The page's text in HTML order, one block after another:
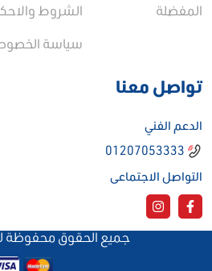
المفضلة
الشروط
سياسة
تواصل معنا
الدعم الفني
التواصل الاجتماعى
جميع الحقوق محفوظة